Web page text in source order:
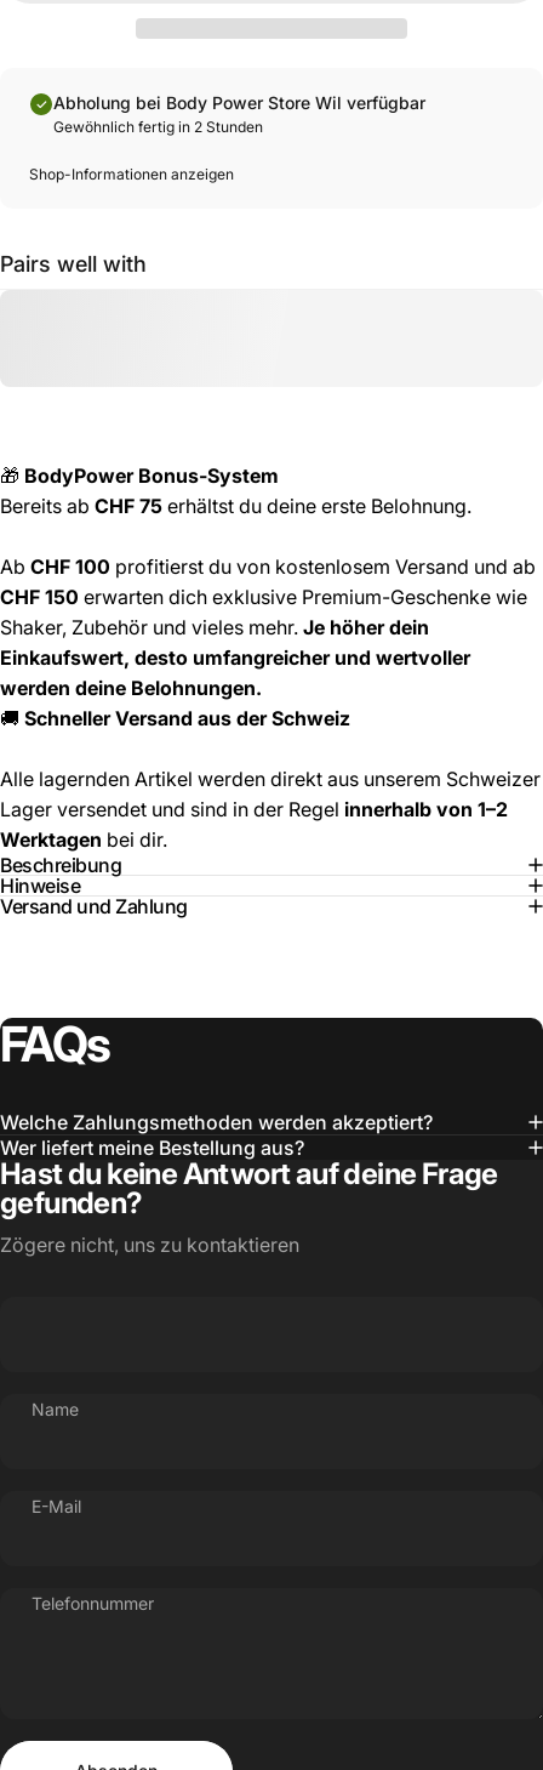
Abholung bei Body Power Store Wil verfügbar
Gewöhnlich fertig in 2 Stunden
Shop-Informationen anzeigen
Pairs well with
🎁 BodyPower Bonus-System
Bereits ab CHF 75 erhältst du deine erste Belohnung.
Ab CHF 100 profitierst du von kostenlosem Versand und ab
CHF 150 erwarten dich exklusive Premium-Geschenke wie
Shaker, Zubehör und vieles mehr. Je höher dein
Einkaufswert, desto umfangreicher und wertvoller
werden deine Belohnungen.
🚚 Schneller Versand aus der Schweiz
Alle lagernden Artikel werden direkt aus unserem Schweizer
Lager versendet und sind in der Regel innerhalb von 1–2
Werktagen bei dir.
Beschreibung
Hinweise
Versand und Zahlung
FAQs
Welche Zahlungsmethoden werden akzeptiert?
Wer liefert meine Bestellung aus?
Hast du keine Antwort auf deine Frage
gefunden?
Zögere nicht, uns zu kontaktieren
Name
E-Mail
Telefonnummer
Absenden